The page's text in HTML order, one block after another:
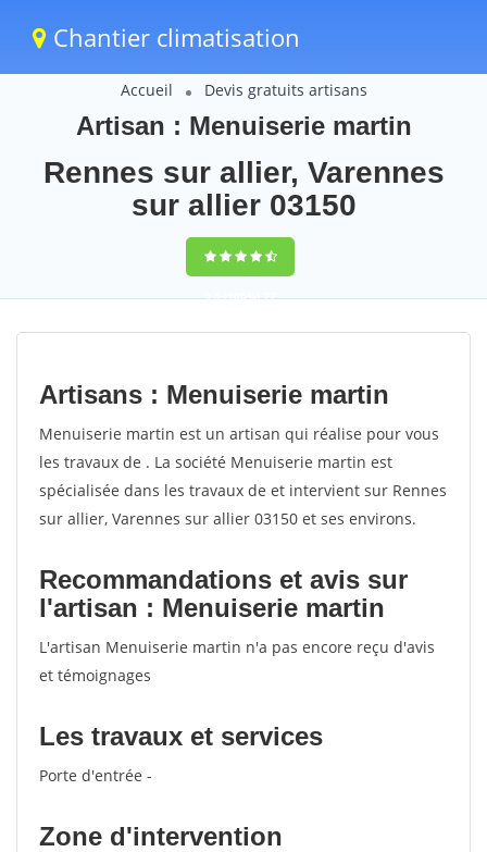
Chantier climatisation
Accueil Devis gratuits artisans
Artisan : Menuiserie martin
Rennes sur allier, Varennes
sur allier 03150
9,5(100%)77
votes
Artisans : Menuiserie martin
Menuiserie martin est un artisan qui réalise pour vous
les travaux de . La société Menuiserie martin est
spécialisée dans les travaux de et intervient sur Rennes
sur allier, Varennes sur allier 03150 et ses environs.
Recommandations et avis sur
l'artisan : Menuiserie martin
L'artisan Menuiserie martin n'a pas encore reçu d'avis
et témoignages
Les travaux et services
Porte d'entrée -
Zone d'intervention